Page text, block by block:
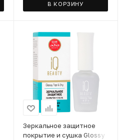
В КОРЗИНУ
Зеркальное защитное
покрытие и сушка Glossy